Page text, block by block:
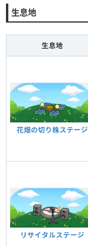
生息地
生息地
花畑の切り株ステージ
リサイタルステージ